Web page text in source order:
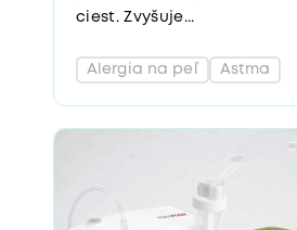
ciest. Zvyšuje...
Alergia na peľ Astma